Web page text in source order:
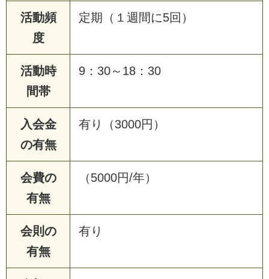
活動頻
度
定期（１週間に5回）
活動時
間帯
9：30～18：30
入会金
の有無
有り（3000円）
会費の
有無
（5000円/年）
会則の
有無
有り